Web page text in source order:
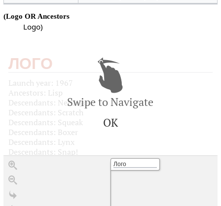
(Logo OR Ancestors
Logo)
ЛОГО
Launch year: 1967
Ancestors: Lisp
Descendants: NetLogo
Descendants: Scratch
Descendants: Squeak
Descendants: Boxer
Descendants: Lynx
Descendants: Snap!
Swipe to Navigate
OK
Лого